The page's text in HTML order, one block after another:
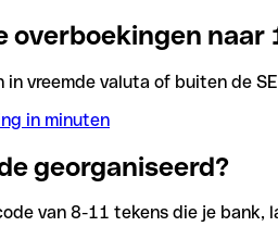
naar
vreemde valuta of buiten de
in minuten
georganiseerd?
van 8-11 tekens die je